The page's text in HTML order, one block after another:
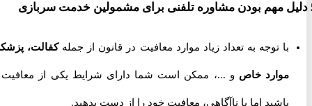
با توجه به تعداد زیاد موارد معافیت در قانون از جملهکفالت، پزشکی،
موارد خاصو ...، ممکن است شما دارای شرایط یکی از معافیت ها
باشید اما با ناآگاهی، معافیت خود را از دست بدهید.